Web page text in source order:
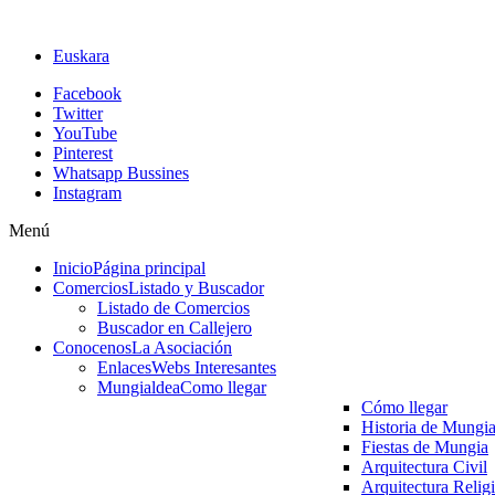
Euskara
Facebook
Twitter
YouTube
Pinterest
Whatsapp Bussines
Instagram
Menú
InicioPágina principal
ComerciosListado y Buscador
Listado de Comercios
Buscador en Callejero
ConocenosLa Asociación
EnlacesWebs Interesantes
MungialdeaComo llegar
Cómo llegar
Historia de Mungia
Fiestas de Mungia
Arquitectura Civil
Arquitectura